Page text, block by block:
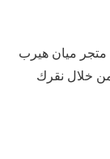
ميان هيرب
خلال نقرك